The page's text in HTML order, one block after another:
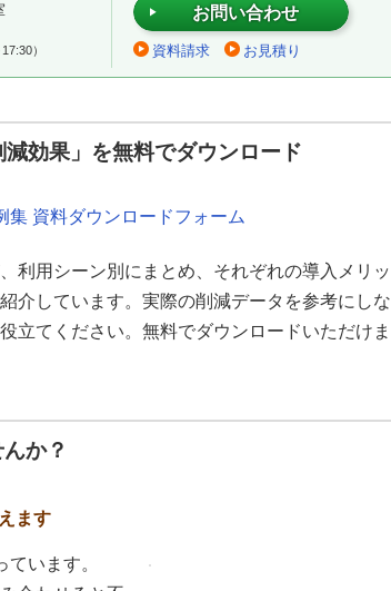
）
お問い合わせ
資料請求 お見積り
効果」を無料でダウンロード
集 資料ダウンロードフォーム
利用シーン別にまとめ、それぞれの導入メリッ
介しています。実際の削減データを参考にしな
立てください。無料でダウンロードいただけま
か？
ます
います。